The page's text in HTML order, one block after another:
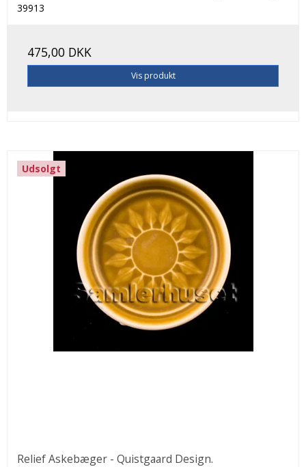
39913
475,00 DKK
Vis produkt
Udsolgt
Relief Askebæger - Quistgaard Design.